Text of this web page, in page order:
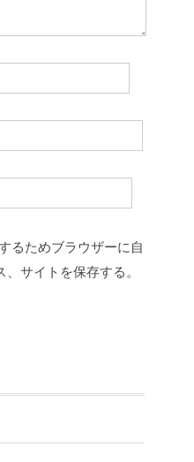
るためブラウザーに自
サイトを保存する。